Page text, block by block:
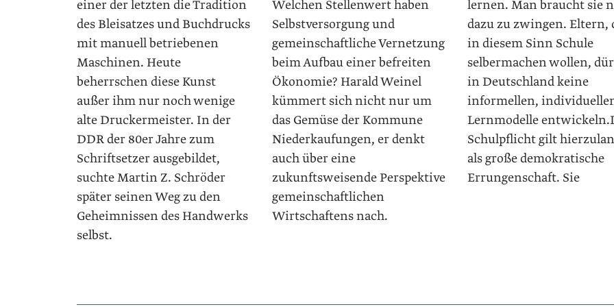
einer der letzten die Tradition
des Bleisatzes und Buchdrucks
mit manuell betriebenen
Maschinen. Heute
beherrschen diese Kunst
außer ihm nur noch wenige
alte Druckermeister. In der
DDR der 80er Jahre zum
Schriftsetzer ausgebildet,
suchte Martin Z. Schröder
später seinen Weg zu den
Geheimnissen des Handwerks
selbst.
Welchen Stellenwert haben
Selbstversorgung und
gemeinschaftliche Vernetzung
beim Aufbau einer befreiten
Ökonomie? ­Harald Weinel
kümmert sich nicht nur um
das Gemüse der Kommune
Niederkaufungen, er denkt
auch über eine
zukunftsweisende Perspektive
gemeinschaftlichen
Wirtschaftens nach.
lernen. Man braucht sie
dazu zu zwingen. Eltern,
in diesem Sinn Schule
selbermachen wollen,
in Deutschland keine
informellen,
Lernmodelle
Schulpflicht gilt
als große demokratische
Errungenschaft. Sie